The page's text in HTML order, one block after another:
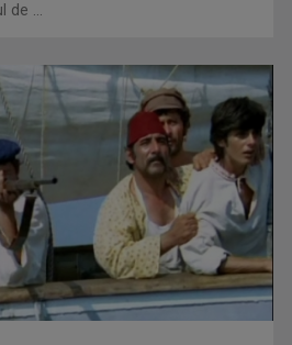
FIFA de privatizare parțială a
...